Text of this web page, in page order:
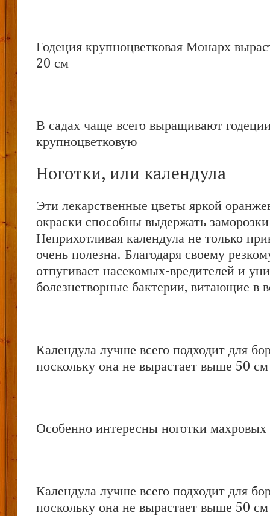
Годеция крупноцветковая Монарх
20 см
В садах чаще всего выращивают
крупноцветковую
Ноготки, или календула
Эти лекарственные цветы яркой
окраски способны выдержать
Неприхотливая календула не только
очень полезна. Благодаря своему
отпугивает насекомых-вредителей и
болезнетворные бактерии, витающие в
Календула лучше всего подходит для
поскольку она не вырастает выше 50 см
Особенно интересны ноготки махровых
Календула лучше всего подходит для
поскольку она не вырастает выше 50 см